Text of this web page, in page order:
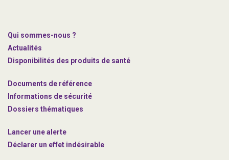
Qui sommes-nous ?
Actualités
Disponibilités des produits de santé
Documents de référence
Informations de sécurité
Dossiers thématiques
Lancer une alerte
Déclarer un effet indésirable